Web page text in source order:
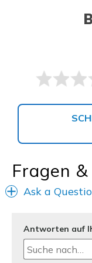
Fragen
Ask a
Antworten auf